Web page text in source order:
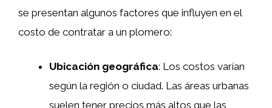
se presentan algunos factores que influyen en el
costo de contratar a un plomero:
Ubicación geográfica: Los costos varían
según la región o ciudad. Las áreas urbanas
suelen tener precios más altos que las